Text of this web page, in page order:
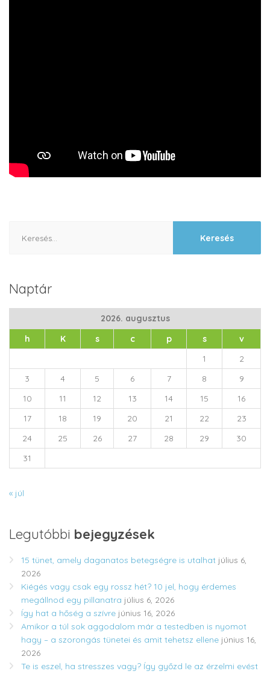
Naptár
2026. augusztus
h
K s c p s
v
1
2
3
4 5 6 7 8
9
10
11 12 13 14 15
16
17
18 19 20 21 22
23
24
25 26 27 28 29
30
31
« júl
Legutóbbi bejegyzések
15 tünet, amely daganatos betegségre is utalhat július 6,
2026
Kiégés vagy csak egy rossz hét? 10 jel, hogy érdemes
megállnod egy pillanatra július 6, 2026
Így hat a hőség a szívre június 16, 2026
Amikor a túl sok aggodalom már a testedben is nyomot
hagy – a szorongás tünetei és amit tehetsz ellene június 16,
2026
Te is eszel, ha stresszes vagy? Így győzd le az érzelmi evést